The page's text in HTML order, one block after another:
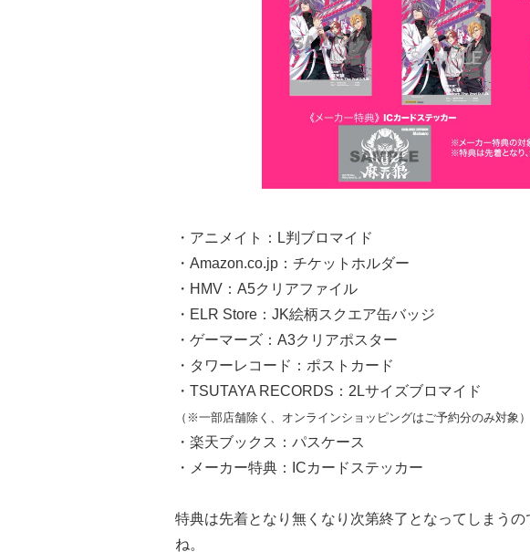
・アニメイト：L判ブロマイド
・Amazon.co.jp：チケットホルダー
・HMV：A5クリアファイル
・ELR Store：JK絵柄スクエア缶バッジ
・ゲーマーズ：A3クリアポスター
・タワーレコード：ポストカード
・TSUTAYA RECORDS：2Lサイズブロマイド
（※一部店舗除く、オンラインショッピングはご予約分のみ対象）
・楽天ブックス：パスケース
・メーカー特典：ICカードステッカー
特典は先着となり無くなり次第終了となってしまう
ね。